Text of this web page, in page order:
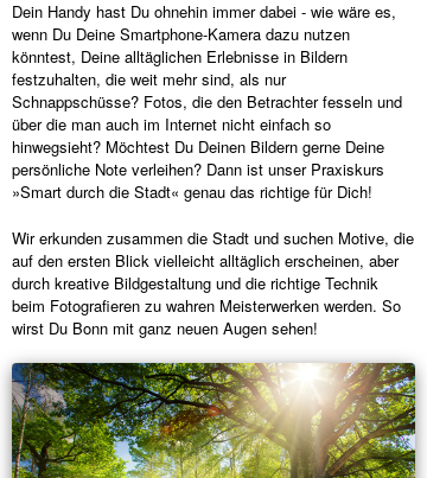
Dein Handy hast Du ohnehin immer dabei - wie wäre es,
wenn Du Deine Smartphone-Kamera dazu nutzen
könntest, Deine alltäglichen Erlebnisse in Bildern
festzuhalten, die weit mehr sind, als nur
Schnappschüsse? Fotos, die den Betrachter fesseln und
über die man auch im Internet nicht einfach so
hinwegsieht? Möchtest Du Deinen Bildern gerne Deine
persönliche Note verleihen? Dann ist unser Praxiskurs
»Smart durch die Stadt« genau das richtige für Dich!
Wir erkunden zusammen die Stadt und suchen Motive, die
auf den ersten Blick vielleicht alltäglich erscheinen, aber
durch kreative Bildgestaltung und die richtige Technik
beim Fotografieren zu wahren Meisterwerken werden. So
wirst Du Bonn mit ganz neuen Augen sehen!